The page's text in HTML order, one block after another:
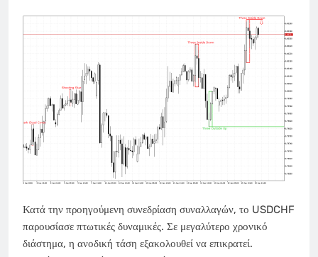
Κατά την προηγούμενη συνεδρίαση συναλλαγών, το USDCHF
παρουσίασε πτωτικές δυναμικές. Σε μεγαλύτερο χρονικό
διάστημα, η ανοδική τάση εξακολουθεί να επικρατεί.